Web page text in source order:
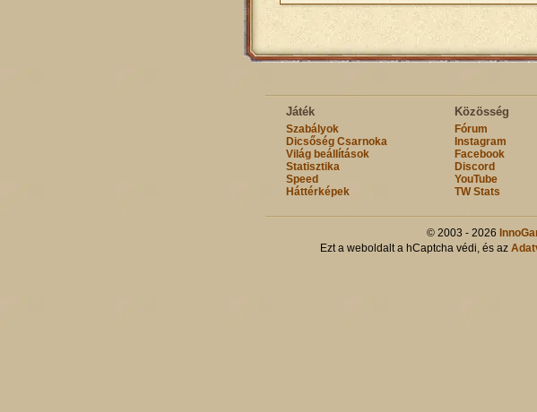
Játék
Szabályok
Dicsőség Csarnoka
Világ beállítások
Statisztika
Speed
Háttérképek
Közösség
Fórum
Instagram
Facebook
Discord
YouTube
TW Stats
© 2003 - 2026
Ezt a weboldalt a hCaptcha védi, és az